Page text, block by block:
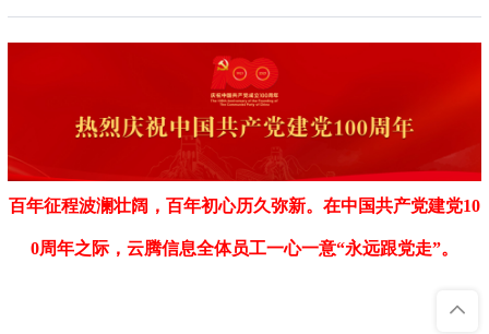
百年征程波澜壮阔，百年初心历久弥新。在中国共产党建党10
0周年之际，云腾信息全体员工一心一意“永远跟党走”。